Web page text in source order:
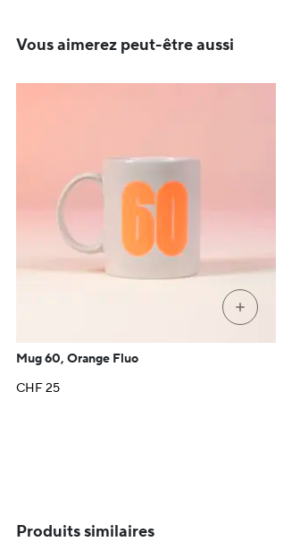
Vous aimerez peut-être aussi
+
Mug 60, Orange Fluo
CHF25
Produits similaires